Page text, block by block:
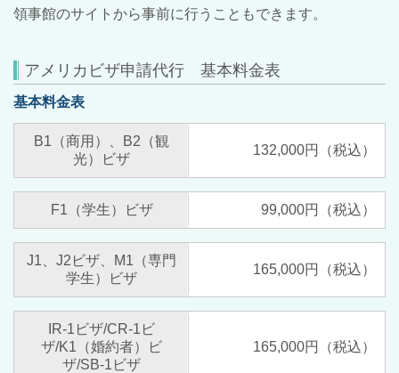
領事館のサイトから事前に行うこともできます。
アメリカビザ申請代行 基本料金表
基本料金表
B1（商用）、B2（観
光）ビザ
132,000円（税込）
F1（学生）ビザ 99,000円（税込）
J1、J2ビザ、M1（専門
学生）ビザ
165,000円（税込）
IR-1ビザ/CR-1ビ
ザ/K1（婚約者）ビ
ザ/SB-1ビザ
165,000円（税込）